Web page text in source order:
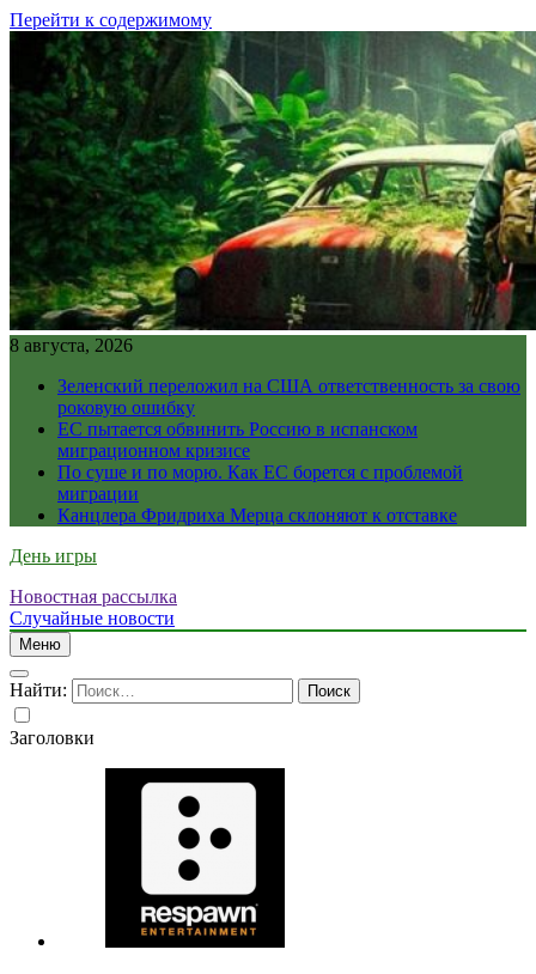
Перейти к содержимому
8 августа, 2026
Зеленский переложил на США ответственность за свою
роковую ошибку
ЕС пытается обвинить Россию в испанском
миграционном кризисе
По суше и по морю. Как ЕС борется с проблемой
миграции
Канцлера Фридриха Мерца склоняют к отставке
День игры
Новостная рассылка
Случайные новости
Меню
Найти:
Заголовки